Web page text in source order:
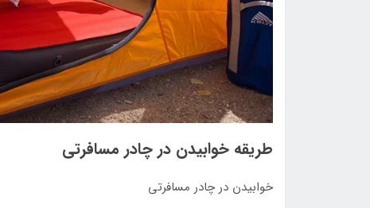
طریقه خوابیدن در چادر مسافرتی
خوابیدن در چادر مسافرتی